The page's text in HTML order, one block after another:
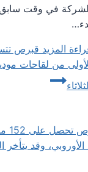
في وقت سابق
المزيد قبرص
من لقاحات